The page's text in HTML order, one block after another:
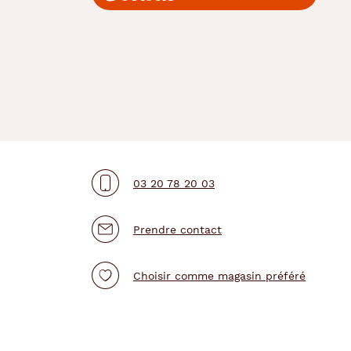
03 20 78 20 03
Prendre contact
Choisir comme magasin préféré